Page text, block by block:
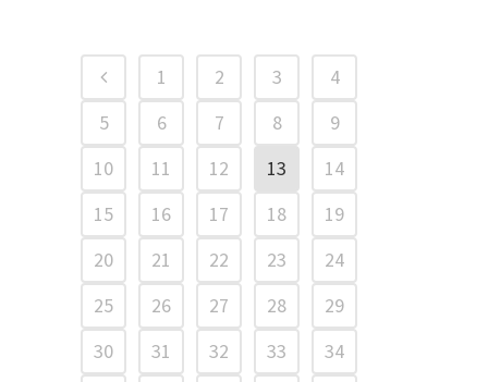
1 2 3
4
5
6 7 8
9
10
11 12 13
14
15
16 17 18
19
20
21 22 23
24
25
26 27 28
29
30
31 32 33
34